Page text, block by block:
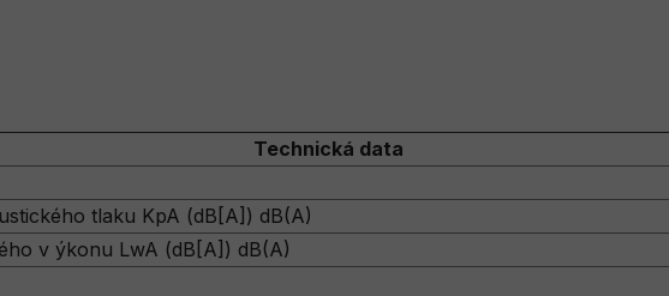
Technická data
tlaku KpA (dB[A]) dB(A)
v ýkonu LwA (dB[A]) dB(A)